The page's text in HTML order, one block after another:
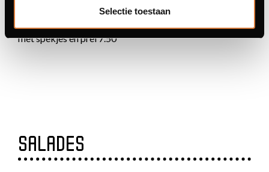
Selectie toestaan
met spekjes en prei 7.50
SALADES